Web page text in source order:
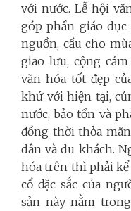
với nước. Lễ hội
góp phần giáo
nguồn, cầu cho
giao lưu, cộng
văn hóa tốt đẹp
khứ với hiện tại,
nước, bảo tồn và
đồng thời thỏa
dân và du khách.
hóa trên thì phải
cổ đặc sắc của
sản này nằm